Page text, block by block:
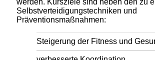
Selbstverteidigungstechniken und
Präventionsmaßnahmen:
Steigerung der Fitness und